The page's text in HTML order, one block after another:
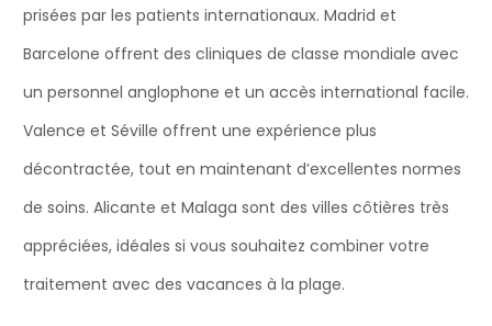
prisées par les patients internationaux. Madrid et
Barcelone offrent des cliniques de classe mondiale avec
un personnel anglophone et un accès international facile.
Valence et Séville offrent une expérience plus
décontractée, tout en maintenant d’excellentes normes
de soins. Alicante et Malaga sont des villes côtières très
appréciées, idéales si vous souhaitez combiner votre
traitement avec des vacances à la plage.